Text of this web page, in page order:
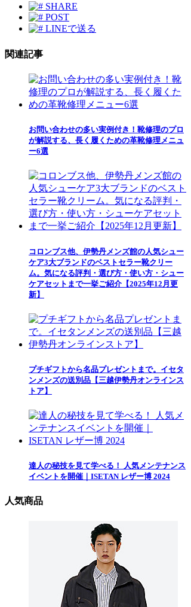
SHARE
POST
LINEで送る
関連記事
お問い合わせの多い実例付き！靴修理のプロ
が解説する、長く履くための革靴修理メニュ
ー6選
コロンブス他、伊勢丹メンズ館の人気シュー
ケア3大ブランドのベストセラー靴クリー
ム。気になる評判・選び方・使い方・シュー
ケアセットまで一挙ご紹介【2025年12月更
新】
プチギフトから名品プレゼントまで。イセタ
ンメンズの送別品【三越伊勢丹オンラインス
トア】
達人の秘技を見て学べる！ 人気メンテナンス
イベントを開催｜ISETAN レザー博 2024
人気商品